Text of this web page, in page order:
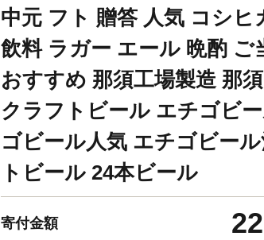
中元 フト 贈答 人気 コシ
飲料 ラガー エール 晩酌 ご
おすすめ 那須工場製造 那
クラフトビール エチゴビ
ゴビール人気 エチゴビー
トビール 24本ビール
寄付金額